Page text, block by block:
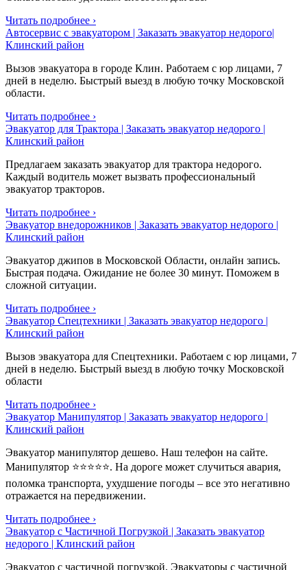
Читать подробнее ›
Автосервис с эвакуатором | Заказать эвакуатор недорого|
Клинский район
Вызов эвакуатора в городе Клин. Работаем с юр лицами, 7
дней в неделю. Быстрый выезд в любую точку Московской
области.
Читать подробнее ›
Эвакуатор для Трактора | Заказать эвакуатор недорого |
Клинский район
Предлагаем заказать эвакуатор для трактора недорого.
Каждый водитель может вызвать профессиональный
эвакуатор тракторов.
Читать подробнее ›
Эвакуатор внедорожников | Заказать эвакуатор недорого |
Клинский район
Эвакуатор джипов в Московской Области, онлайн запись.
Быстрая подача. Ожидание не более 30 минут. Поможем в
сложной ситуации.
Читать подробнее ›
Эвакуатор Спецтехники | Заказать эвакуатор недорого |
Клинский район
Вызов эвакуатора для Спецтехники. Работаем с юр лицами, 7
дней в неделю. Быстрый выезд в любую точку Московской
области
Читать подробнее ›
Эвакуатор Манипулятор | Заказать эвакуатор недорого |
Клинский район
Эвакуатор манипулятор дешево. Наш телефон на сайте.
Манипулятор ⭐⭐⭐⭐⭐. На дороге может случиться авария,
поломка транспорта, ухудшение погоды – все это негативно
отражается на передвижении.
Читать подробнее ›
Эвакуатор с Частичной Погрузкой | Заказать эвакуатор
недорого | Клинский район
Эвакуатор с частичной погрузкой. Эвакуаторы с частичной